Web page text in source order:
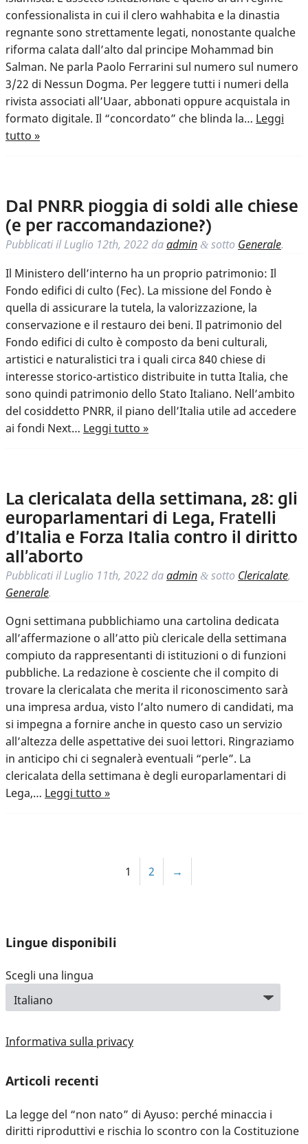
confessionalista in cui il clero wahhabita e la dinastia
regnante sono strettamente legati, nonostante qualche
riforma calata dall’alto dal principe Mohammad bin
Salman. Ne parla Paolo Ferrarini sul numero sul numero
3/22 di Nessun Dogma. Per leggere tutti i numeri della
rivista associati all’Uaar, abbonati oppure acquistala in
formato digitale. Il “concordato” che blinda la… Leggi
tutto »
Dal PNRR pioggia di soldi alle chiese
(e per raccomandazione?)
Pubblicati ilLuglio 12th, 2022 daadmin & sotto Generale.
Il Ministero dell’interno ha un proprio patrimonio: Il
Fondo edifici di culto (Fec). La missione del Fondo è
quella di assicurare la tutela, la valorizzazione, la
conservazione e il restauro dei beni. Il patrimonio del
Fondo edifici di culto è composto da beni culturali,
artistici e naturalistici tra i quali circa 840 chiese di
interesse storico-artistico distribuite in tutta Italia, che
sono quindi patrimonio dello Stato Italiano. Nell’ambito
del cosiddetto PNRR, il piano dell’Italia utile ad accedere
ai fondi Next… Leggi tutto »
La clericalata della settimana, 28: gli
europarlamentari di Lega, Fratelli
d’Italia e Forza Italia contro il diritto
all’aborto
Pubblicati ilLuglio 11th, 2022 daadmin & sotto Clericalate,
Generale.
Ogni settimana pubblichiamo una cartolina dedicata
all’affermazione o all’atto più clericale della settimana
compiuto da rappresentanti di istituzioni o di funzioni
pubbliche. La redazione è cosciente che il compito di
trovare la clericalata che merita il riconoscimento sarà
una impresa ardua, visto l’alto numero di candidati, ma
si impegna a fornire anche in questo caso un servizio
all’altezza delle aspettative dei suoi lettori. Ringraziamo
in anticipo chi ci segnalerà eventuali “perle”. La
clericalata della settimana è degli europarlamentari di
Lega,… Leggi tutto »
1 2 →
Lingue disponibili
Scegli una lingua
Informativa sulla privacy
Articoli recenti
La legge del “non nato” di Ayuso: perché minaccia i
diritti riproduttivi e rischia lo scontro con la Costituzione